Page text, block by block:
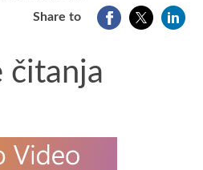
Share to
čitanja